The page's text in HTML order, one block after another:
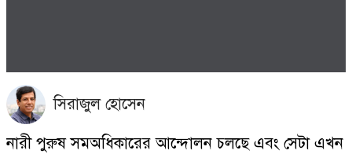
সিরাজুল হোসেন
নারী পুরুষ সমঅধিকারের আন্দোলন চলছে এবং সেটা এখন